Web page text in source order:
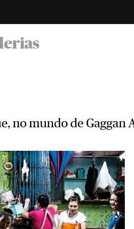
-
no mundo de Gaggan